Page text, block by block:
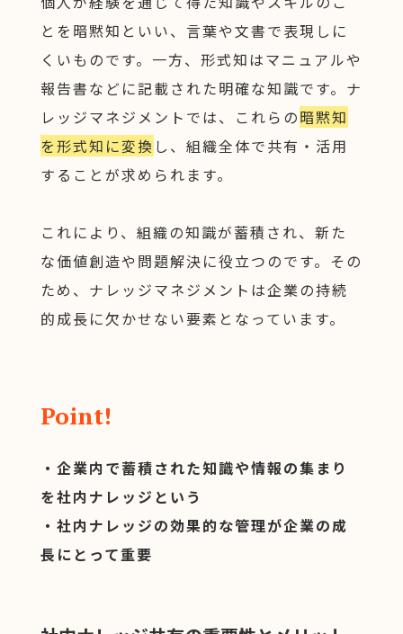
とを暗黙知といい、言葉や文書で表現しに
くいものです。一方、形式知はマニュアルや
報告書などに記載された明確な知識です。ナ
レッジマネジメントでは、これらの暗黙知
を形式知に変換 し、組織全体で共有・活用
することが求められます。
これにより、組織の知識が蓄積され、新た
な価値創造や問題解決に役立つのです。その
ため、ナレッジマネジメントは企業の持続
的成長に欠かせない要素となっています。
Point!
・企業内で蓄積された知識や情報の集まり
を社内ナレッジという
・社内ナレッジの効果的な管理が企業の成
長にとって重要